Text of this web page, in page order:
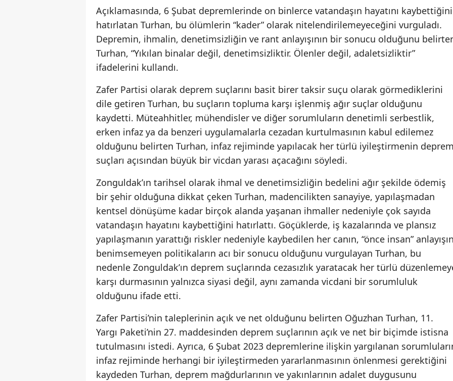
Açıklamasında, 6 Şubat depremlerinde on binlerce vatandaşın hayatını kaybettiğini
hatırlatan Turhan, bu ölümlerin “kader” olarak nitelendirilemeyeceğini vurguladı.
Depremin, ihmalin, denetimsizliğin ve rant anlayışının bir sonucu olduğunu
Turhan, “Yıkılan binalar değil, denetimsizliktir. Ölenler değil, adaletsizliktir”
ifadelerini kullandı.
Zafer Partisi olarak deprem suçlarını basit birer taksir suçu olarak görmediklerini
dile getiren Turhan, bu suçların topluma karşı işlenmiş ağır suçlar olduğunu
kaydetti. Müteahhitler, mühendisler ve diğer sorumluların denetimli serbestlik,
erken infaz ya da benzeri uygulamalarla cezadan kurtulmasının kabul edilemez
olduğunu belirten Turhan, infaz rejiminde yapılacak her türlü iyileştirmenin
suçları açısından büyük bir vicdan yarası açacağını söyledi.
Zonguldak’ın tarihsel olarak ihmal ve denetimsizliğin bedelini ağır şekilde ödemiş
bir şehir olduğuna dikkat çeken Turhan, madencilikten sanayiye, yapılaşmadan
kentsel dönüşüme kadar birçok alanda yaşanan ihmaller nedeniyle çok sayıda
vatandaşın hayatını kaybettiğini hatırlattı. Göçüklerde, iş kazalarında ve plansız
yapılaşmanın yarattığı riskler nedeniyle kaybedilen her canın, “önce insan”
benimsemeyen politikaların acı bir sonucu olduğunu vurgulayan Turhan, bu
nedenle Zonguldak’ın deprem suçlarında cezasızlık yaratacak her türlü
karşı durmasının yalnızca siyasi değil, aynı zamanda vicdani bir sorumluluk
olduğunu ifade etti.
Zafer Partisi’nin taleplerinin açık ve net olduğunu belirten Oğuzhan Turhan, 11.
Yargı Paketi’nin 27. maddesinden deprem suçlarının açık ve net bir biçimde istisna
tutulmasını istedi. Ayrıca, 6 Şubat 2023 depremlerine ilişkin yargılanan
infaz rejiminde herhangi bir iyileştirmeden yararlanmasının önlenmesi gerektiğini
kaydeden Turhan, deprem mağdurlarının ve yakınlarının adalet duygusunu